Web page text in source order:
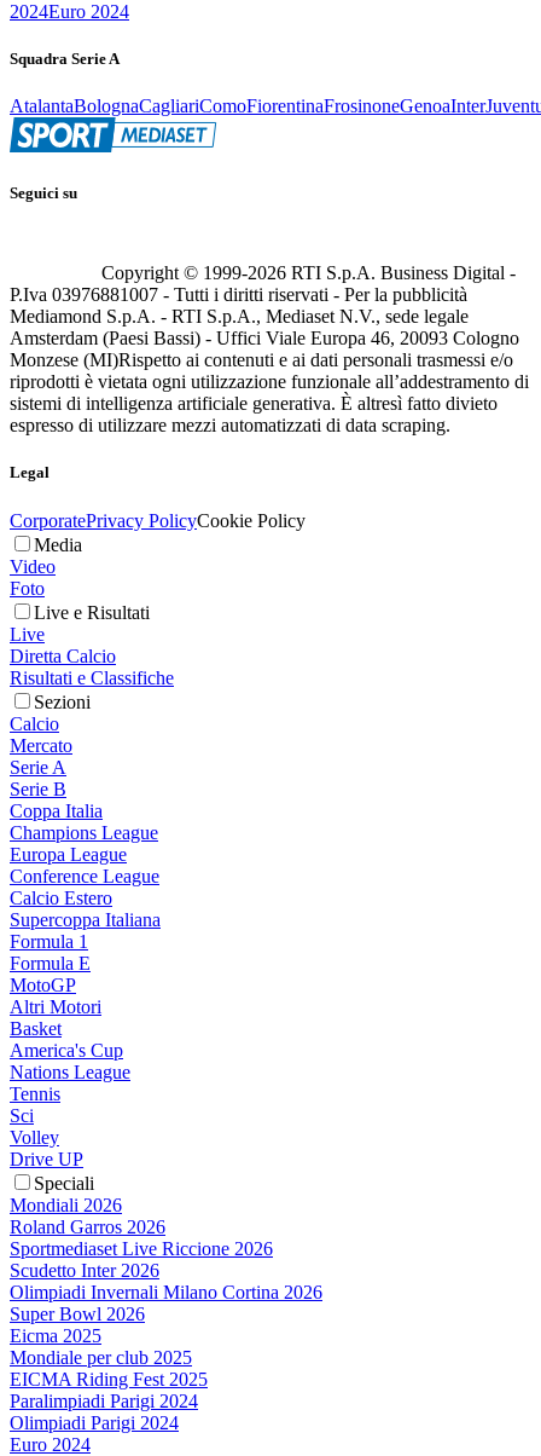
2024Euro 2024
Squadra Serie A
AtalantaBolognaCagliariComoFiorentinaFrosinoneGenoaInter
Seguici su
Copyright © 1999-2026 RTI S.p.A. Business Digital -
P.Iva 03976881007 - Tutti i diritti riservati - Per la pubblicità
Mediamond S.p.A. - RTI S.p.A., Mediaset N.V., sede legale
Amsterdam (Paesi Bassi) - Uffici Viale Europa 46, 20093 Cologno
Monzese (MI)Rispetto ai contenuti e ai dati personali trasmessi e/o
riprodotti è vietata ogni utilizzazione funzionale all’addestramento di
sistemi di intelligenza artificiale generativa. È altresì fatto divieto
espresso di utilizzare mezzi automatizzati di data scraping.
Legal
CorporatePrivacy PolicyCookie Policy
Media
Video
Foto
Live e Risultati
Live
Diretta Calcio
Risultati e Classifiche
Sezioni
Calcio
Mercato
Serie A
Serie B
Coppa Italia
Champions League
Europa League
Conference League
Calcio Estero
Supercoppa Italiana
Formula 1
Formula E
MotoGP
Altri Motori
Basket
America's Cup
Nations League
Tennis
Sci
Volley
Drive UP
Speciali
Mondiali 2026
Roland Garros 2026
Sportmediaset Live Riccione 2026
Scudetto Inter 2026
Olimpiadi Invernali Milano Cortina 2026
Super Bowl 2026
Eicma 2025
Mondiale per club 2025
EICMA Riding Fest 2025
Paralimpiadi Parigi 2024
Olimpiadi Parigi 2024
Euro 2024